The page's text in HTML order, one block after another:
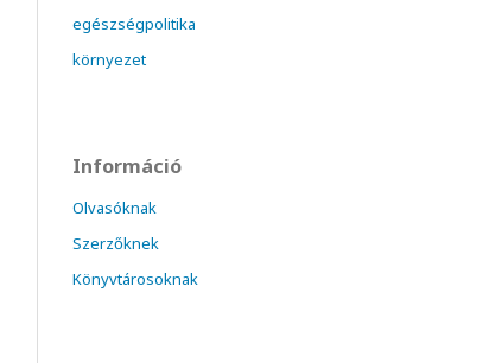
egészségpolitika
környezet
Információ
Olvasóknak
Szerzőknek
Könyvtárosoknak